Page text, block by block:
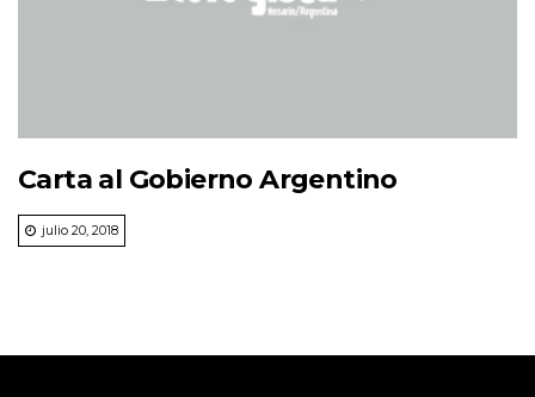
Carta al Gobierno Argentino
julio 20, 2018